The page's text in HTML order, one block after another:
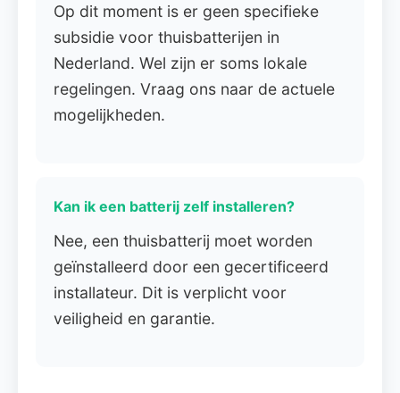
Op dit moment is er geen specifieke
subsidie voor thuisbatterijen in
Nederland. Wel zijn er soms lokale
regelingen. Vraag ons naar de actuele
mogelijkheden.
Kan ik een batterij zelf installeren?
Nee, een thuisbatterij moet worden
geïnstalleerd door een gecertificeerd
installateur. Dit is verplicht voor
veiligheid en garantie.